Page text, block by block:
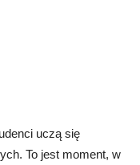
uczą się
To jest moment, w